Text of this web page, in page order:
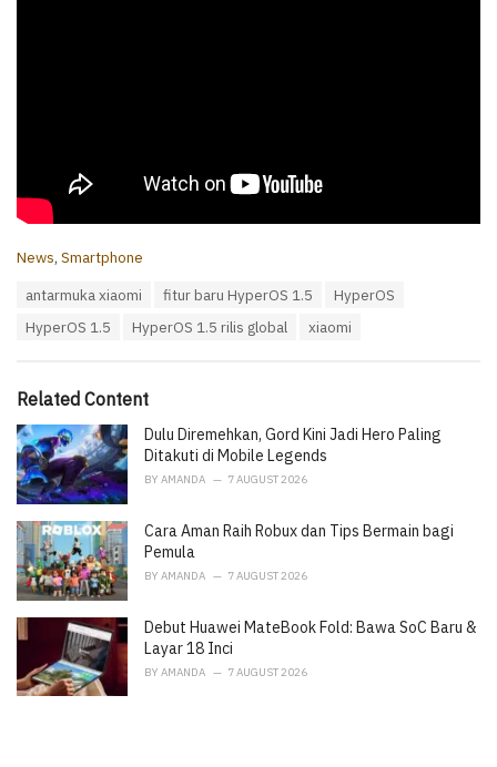
C
i
s
:
News, Smartphone
antarmuka xiaomi fitur baru HyperOS 1.5
HyperOS
HyperOS 1.5
HyperOS 1.5 rilis global xiaomi
Related Content
Dulu Diremehkan, Gord Kini Jadi Hero Paling
Ditakuti di Mobile Legends
BY AMANDA 7 AUGUST 2026
Cara Aman Raih Robux dan Tips Bermain bagi
Pemula
BY AMANDA 7 AUGUST 2026
Debut Huawei MateBook Fold: Bawa SoC Baru &
Layar 18 Inci
BY AMANDA 7 AUGUST 2026